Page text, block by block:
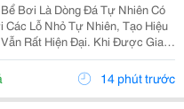
Bơi Là Dòng Đá Tự Nhiên Có
Các Lỗ Nhỏ Tự Nhiên, Tạo Hiệu
Rất Hiện Đại. Khi Được Gia
Lại Khả Năng Chống Trơn Tốt
Không Gian Nước, Đặc Biệt...
14 phút trước